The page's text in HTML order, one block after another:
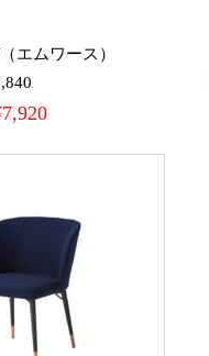
エムワース）